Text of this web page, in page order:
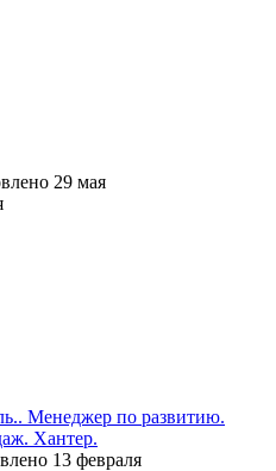
29 мая
Менеджер по развитию.
Хантер.
13 февраля